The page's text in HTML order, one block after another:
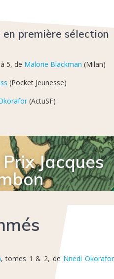
première sélection
5, de Malorie Blackman (Milan)
(Pocket Jeunesse)
(ActuSF)
Jacques
, tomes 1 & 2, de Nnedi Okorafor